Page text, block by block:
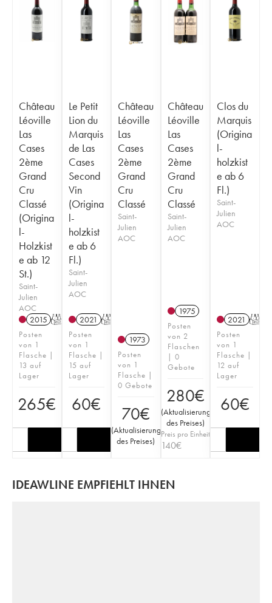
Château
Léoville
Las
Cases
2ème
Grand
Cru
Classé
(Origina
l-
Holzkist
e ab 12
St.)
Saint-
Julien
AOC
2015 T
Posten
von 1
Flasche |
13 auf
Lager
265€
Le Petit
Lion du
Marquis
de Las
Cases
Second
Vin
(Origina
l-
holzkist
e ab 6
Fl.)
Saint-
Julien
AOC
2021 T
Posten
von 1
Flasche |
15 auf
Lager
60€
Château
Léoville
Las
Cases
2ème
Grand
Cru
Classé
Saint-
Julien
AOC
1973
Posten
von 1
Flasche |
0 Gebote
70€
(Aktualisierung
des Preises)
Château
Léoville
Las
Cases
2ème
Grand
Cru
Classé
Saint-
Julien
AOC
1975
Posten
von 2
Flaschen
| 0
Gebote
280€
(Aktualisierung
des Preises)
Preis pro Einheit
140€
Clos du
Marquis
(Origina
l-
holzkist
e ab 6
Fl.)
Saint-
Julien
AOC
2021 T
Posten
von 1
Flasche |
12 auf
Lager
60€
IDEAWLINE EMPFIEHLT IHNEN